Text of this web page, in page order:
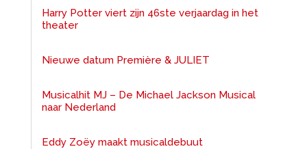
Harry Potter viert zijn 46ste verjaardag in het
theater
Nieuwe datum Première & JULIET
Musicalhit MJ – De Michael Jackson Musical
naar Nederland
Eddy Zoëy maakt musicaldebuut